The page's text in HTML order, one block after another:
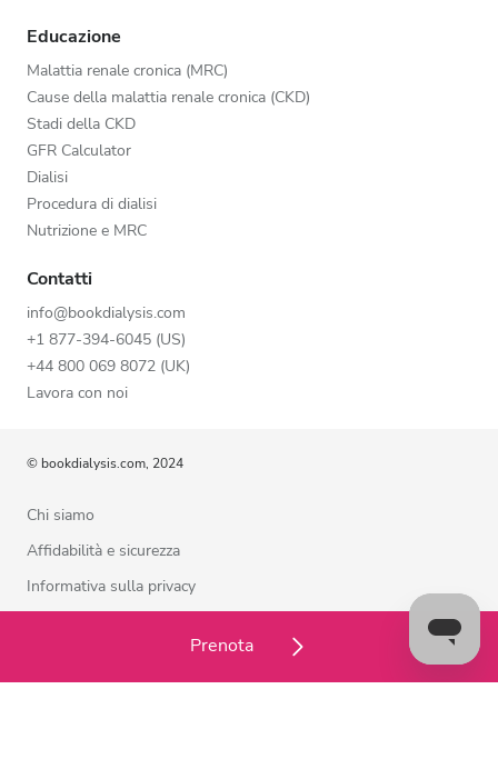
Prenota
Educazione
Malattia renale cronica (MRC)
Cause della malattia renale cronica (CKD)
Stadi della CKD
GFR Calculator
Dialisi
Procedura di dialisi
Nutrizione e MRC
Contatti
info@bookdialysis.com
+1 877-394-6045 (US)
+44 800 069 8072 (UK)
Lavora con noi
© bookdialysis.com, 2024
Chi siamo
Affidabilità e sicurezza
Informativa sulla privacy